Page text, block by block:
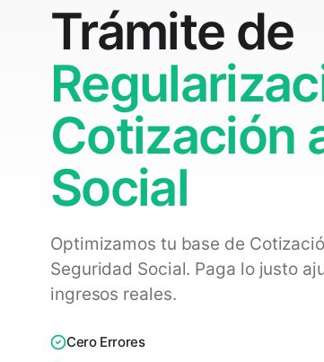
Trámite de
Cotización
Social
Optimizamos tu base de
Seguridad Social. Paga lo justo
ingresos reales.
Cero Errores